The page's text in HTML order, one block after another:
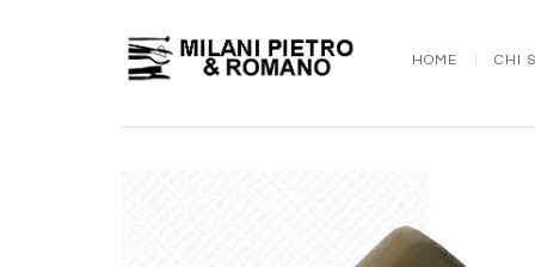
HOME CHI